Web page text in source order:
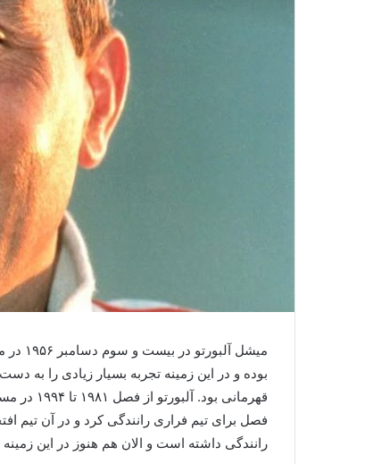
میشل
فصل برای تیم فراری رانندگی کرد و در آن تیم
رانندگی داشته است و الان هم هنوز در این